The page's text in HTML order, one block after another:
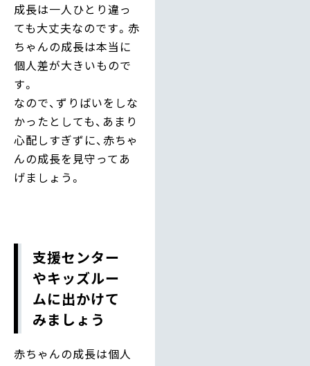
成長は一人ひとり違っ
ても大丈夫なのです。赤
ちゃんの成長は本当に
個人差が大きいもので
す。
なので、ずりばいをしな
かったとしても、あまり
心配しすぎずに、赤ちゃ
んの成長を見守ってあ
げましょう。
支援センター
やキッズルー
ムに出かけて
みましょう
赤ちゃんの成長は個人